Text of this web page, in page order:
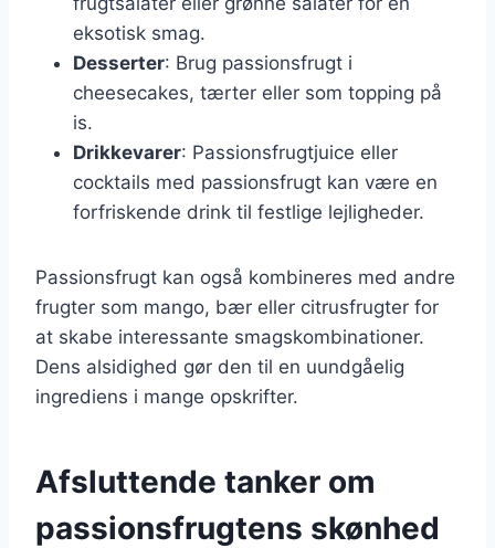
eksotisk smag.
Desserter: Brug passionsfrugt i
cheesecakes, tærter eller som topping på
is.
Drikkevarer: Passionsfrugtjuice eller
cocktails med passionsfrugt kan være en
forfriskende drink til festlige lejligheder.
Passionsfrugt kan også kombineres med andre
frugter som mango, bær eller citrusfrugter for
at skabe interessante smagskombinationer.
Dens alsidighed gør den til en uundgåelig
ingrediens i mange opskrifter.
Afsluttende tanker om
passionsfrugtens skønhed